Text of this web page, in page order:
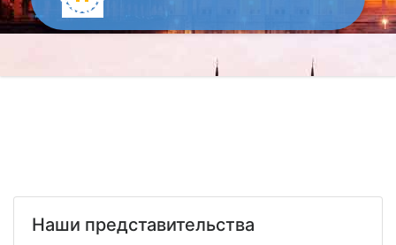
Наши представительства